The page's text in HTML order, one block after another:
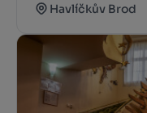
Havlíčkův Brod